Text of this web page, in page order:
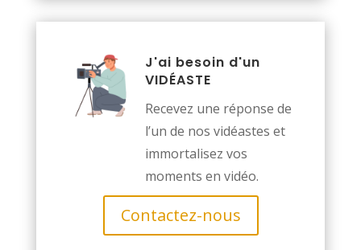
J'ai besoin d'un
VIDÉASTE
Recevez une réponse de
l’un de nos vidéastes et
immortalisez vos
moments en vidéo.
Contactez-nous